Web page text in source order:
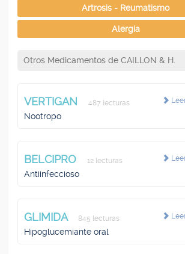
Artrosis - Reumatismo
Alergia
Otros Medicamentos de CAILLON & H.
VERTIGAN 487 lecturas
Nootropo
BELCIPRO 12 lecturas
Antiinfeccioso
GLIMIDA 845 lecturas
Hipoglucemiante oral